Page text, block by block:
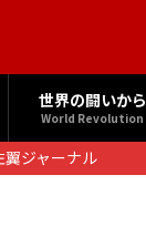
世界の闘いから
World Revolution
ジャーナル